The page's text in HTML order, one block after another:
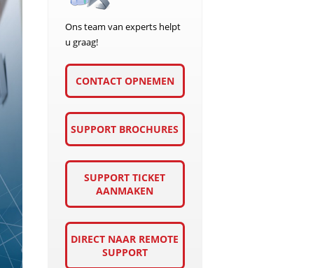
Ons team van experts helpt
u graag!
CONTACT OPNEMEN
SUPPORT BROCHURES
SUPPORT TICKET
AANMAKEN
DIRECT NAAR REMOTE
SUPPORT